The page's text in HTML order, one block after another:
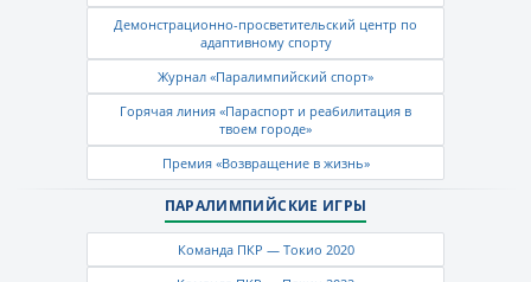
Демонстрационно-просветительский центр по
адаптивному спорту
Журнал «Паралимпийский спорт»
Горячая линия «Параспорт и реабилитация в
твоем городе»
Премия «Возвращение в жизнь»
ПАРАЛИМПИЙСКИЕ ИГРЫ
Команда ПКР — Токио 2020